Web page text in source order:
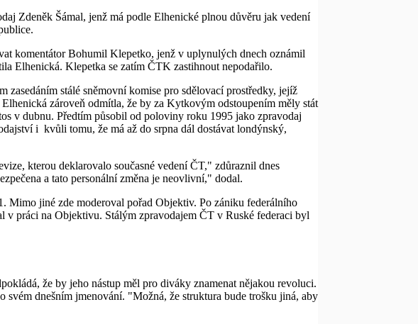
Zdeněk Šámal, jenž má podle Elhenické plnou důvěru jak vedení
komentátor Bohumil Klepetko, jenž v uplynulých dnech oznámil
Elhenická. Klepetka se zatím ČTK zastihnout nepodařilo.
stálé sněmovní komise pro sdělovací prostředky, jejíž
zároveň odmítla, že by za Kytkovým odstoupením měly stát
v dubnu. Předtím působil od poloviny roku 1995 jako zpravodaj
i kvůli tomu, že má až do srpna dál dostávat londýnský,
kterou deklarovalo současné vedení ČT," zdůraznil dnes
a tato personální změna je neovlivní," dodal.
Mimo jiné zde moderoval pořad Objektiv. Po zániku federálního
v práci na Objektivu. Stálým zpravodajem ČT v Ruské federaci byl
že by jeho nástup měl pro diváky znamenat nějakou revoluci.
dnešním jmenování. "Možná, že struktura bude trošku jiná, aby